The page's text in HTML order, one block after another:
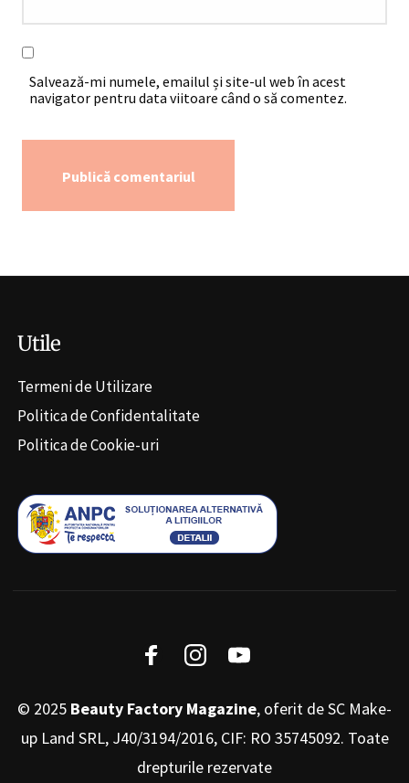
Salvează-mi numele, emailul și site-ul web în acest
navigator pentru data viitoare când o să comentez.
Utile
Termeni de Utilizare
Politica de Confidentalitate
Politica de Cookie-uri
© 2025 Beauty Factory Magazine, oferit de SC Make-
up Land SRL, J40/3194/2016, CIF: RO 35745092. Toate
drepturile rezervate